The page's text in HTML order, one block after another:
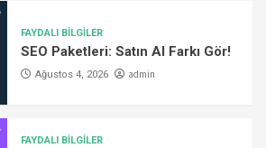
FAYDALI BİLGİLER
SEO Paketleri: Satın Al Farkı Gör!
Ağustos 4, 2026 admin
FAYDALI BİLGİLER